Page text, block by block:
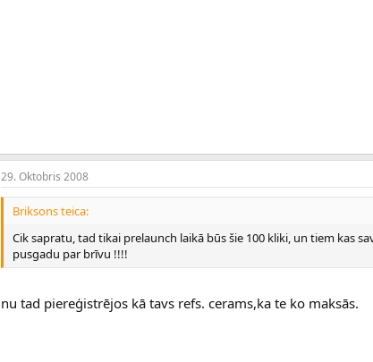
29. Oktobris 2008
Briksons teica:
Cik sapratu, tad tikai prelaunch laikā būs šie 100 kliki, un tiem kas
pusgadu par brīvu !!!!
nu tad piereģistrējos kā tavs refs. cerams,ka te ko maksās.